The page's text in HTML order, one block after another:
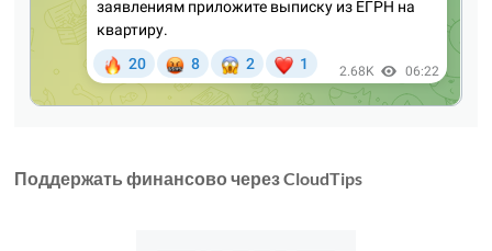
Поддержать финансово через CloudTips